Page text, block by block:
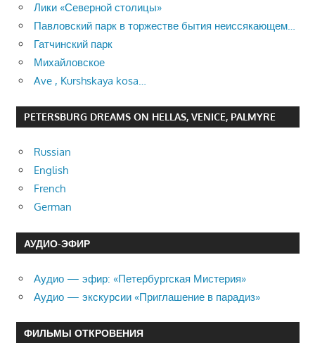
Лики «Северной столицы»
Павловский парк в торжестве бытия неиссякающем…
Гатчинский парк
Михайловское
Ave , Kurshskaya kosa…
PETERSBURG DREAMS ON HELLAS, VENICE, PALMYRE
Russian
English
French
German
АУДИО-ЭФИР
Аудио — эфир: «Петербургская Мистерия»
Аудио — экскурсии «Приглашение в парадиз»
ФИЛЬМЫ ОТКРОВЕНИЯ